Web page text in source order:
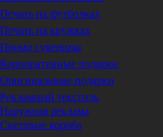
Печать на футболках
Печать на кружках
Промо сувениры
Корпоративные подарки
Оригинальные подарки
Рекламный текстиль
Наружная реклама
Световые короба